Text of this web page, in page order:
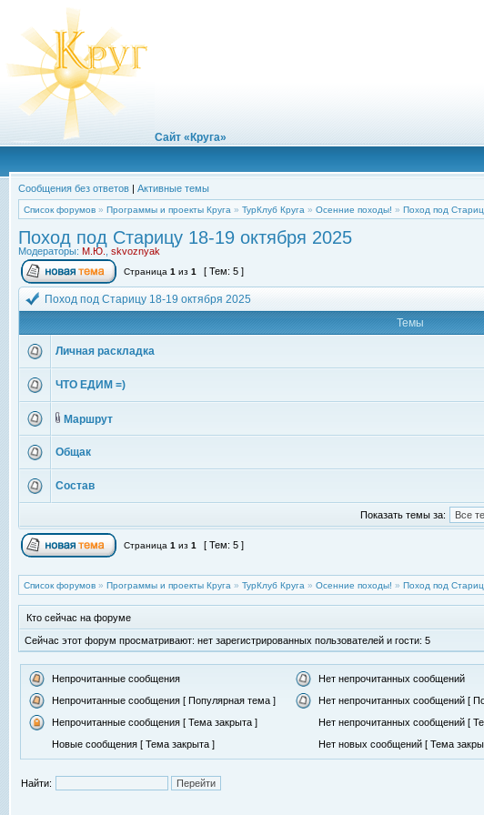
Сайт «Круга»
Сообщения без ответов | Активные темы
Список форумов » Программы и проекты Круга » ТурКлуб Круга » Осенние походы! » Поход под
Поход под Старицу 18-19 октября 2025
Модераторы: М.Ю., skvoznyak
Страница 1 из 1 [ Тем: 5 ]
Поход под Старицу 18-19 октября 2025
Темы
Личная раскладка
ЧТО ЕДИМ =)
Маршрут
Общак
Состав
Показать темы за:
Страница 1 из 1 [ Тем: 5 ]
Список форумов » Программы и проекты Круга » ТурКлуб Круга » Осенние походы! » Поход под
Кто сейчас на форуме
Сейчас этот форум просматривают: нет зарегистрированных пользователей и гости: 5
Непрочитанные сообщения Нет непрочитанных сообщений
Непрочитанные сообщения [ Популярная тема ]
Нет непрочитанных сообщений [
Непрочитанные сообщения [ Тема закрыта ]
Нет непрочитанных сообщений [
Новые сообщения [ Тема закрыта ]
Нет новых сообщений [ Тема
Найти: